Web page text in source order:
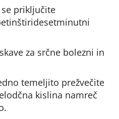
priključite
za srčne bolezni in
temeljito prežvečite
kislina namreč